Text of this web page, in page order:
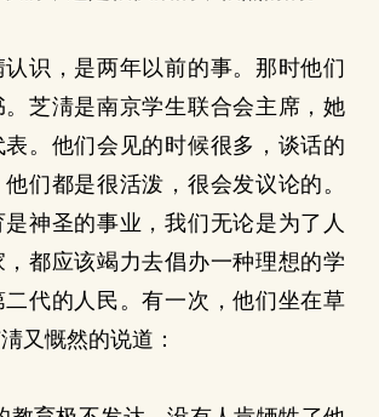
，是两年以前的事。那时他们
芝淸是南京学生联合会主席，她
。他们会见的时候很多，谈话的
们都是很活泼，很会发议论的。
神圣的事业，我们无论是为了人
都应该竭力去倡办一种理想的学
代的人民。有一次，他们坐在草
又慨然的说道：